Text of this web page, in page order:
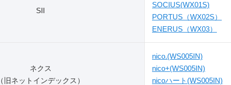
SII
SOCIUS(WX01S)
PORTUS（WX02S）
ENERUS（WX03）
ネクス
（旧ネットインデックス）
nico.(WS005IN)
nico+(WS005IN)
nicoハート(WS005IN)